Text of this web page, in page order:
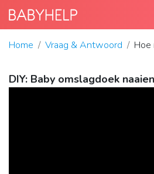
Home Vraag & Antwoord Hoe
DIY: Baby omslagdoek